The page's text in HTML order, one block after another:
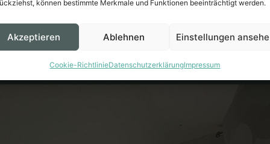
können bestimmte Merkmale und Funktionen beeinträchtigt werden.
Akzeptieren Ablehnen Einstellungen
Cookie-RichtlinieDatenschutzerklärungImpressum